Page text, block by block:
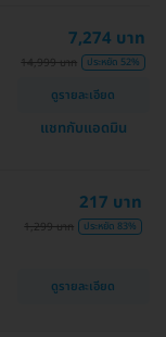
7,274 บาท
14,999 บาท ประหยัด 52%
ดูรายละเอียด
แชทกับแอดมิน
217 บาท
1,299 บาท ประหยัด 83%
ดูรายละเอียด